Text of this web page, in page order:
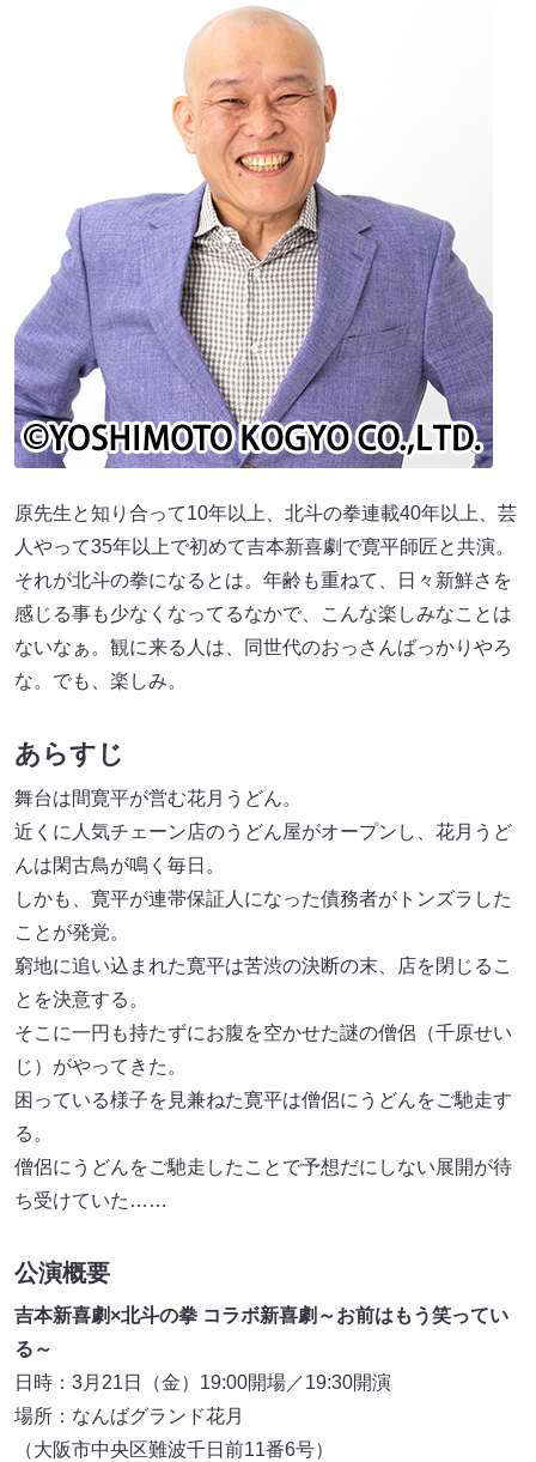
原先生と知り合って10年以上、北斗の拳連載40年以上、芸
人やって35年以上で初めて吉本新喜劇で寛平師匠と共演。
それが北斗の拳になるとは。年齢も重ねて、日々新鮮さを
感じる事も少なくなってるなかで、こんな楽しみなことは
ないなぁ。観に来る人は、同世代のおっさんばっかりやろ
な。でも、楽しみ。
あらすじ
舞台は間寛平が営む花月うどん。
近くに人気チェーン店のうどん屋がオープンし、花月うど
んは閑古鳥が鳴く毎日。
しかも、寛平が連帯保証人になった債務者がトンズラした
ことが発覚。
窮地に追い込まれた寛平は苦渋の決断の末、店を閉じるこ
とを決意する。
そこに一円も持たずにお腹を空かせた謎の僧侶（千原せい
じ）がやってきた。
困っている様子を見兼ねた寛平は僧侶にうどんをご馳走す
る。
僧侶にうどんをご馳走したことで予想だにしない展開が待
ち受けていた……
公演概要
吉本新喜劇×北斗の拳 コラボ新喜劇～お前はもう笑ってい
る～
日時：3月21日（金）19:00開場／19:30開演
場所：なんばグランド花月
（大阪市中央区難波千日前11番6号）